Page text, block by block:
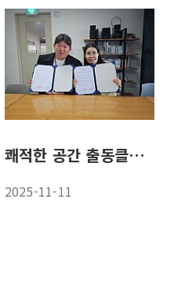
쾌적한 공간 출동클린특공대가 만들어요
2025-11-11